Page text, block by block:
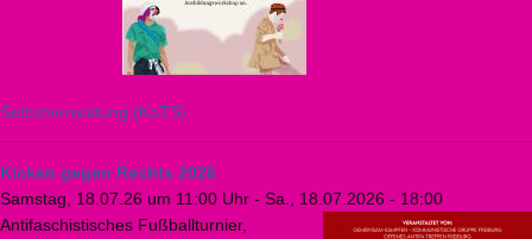
Selbstverwaltung (KaTS)
Kicken gegen Rechts 2026
Samstag, 18.07.26 um 11:00 Uhr - Sa., 18.07.2026 - 18:00
Antifaschistisches Fußballturnier,